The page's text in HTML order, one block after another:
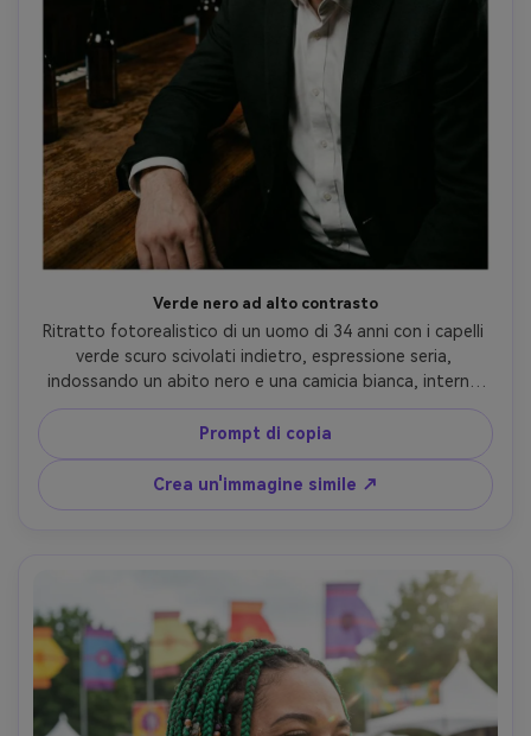
Verde nero ad alto contrasto
Ritratto fotorealistico di un uomo di 34 anni con i capelli
verde scuro scivolati indietro, espressione seria,
indossando un abito nero e una camicia bianca, interno
dim bar, drammatica illuminazione bassa con una singola
chiave dura e ombre profonde, Canon R5, 85mm f/1.8,
testa e spalle strette, umore noir, grana di pellicola
sottile, pori realistici della pelle, trama dei capelli definita,
alta risoluzione- -ar 4:5
Prompt di copia
Crea un'immagine simile ↗